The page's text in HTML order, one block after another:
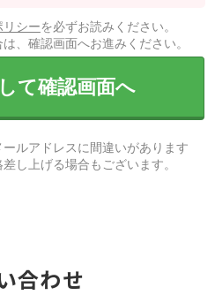
リシーを必ずお読みください。
、確認画面へお進みください。
て確認画面へ
ルアドレスに間違いがあります
し上げる場合もございます。
合わせ